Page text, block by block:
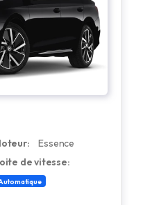
Essence
de vitesse: